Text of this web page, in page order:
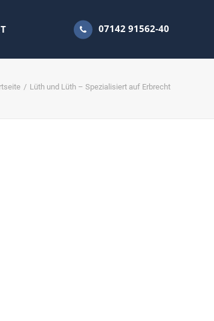
07142 91562-40
Lüth und Lüth – Spezialisiert auf Erbrecht